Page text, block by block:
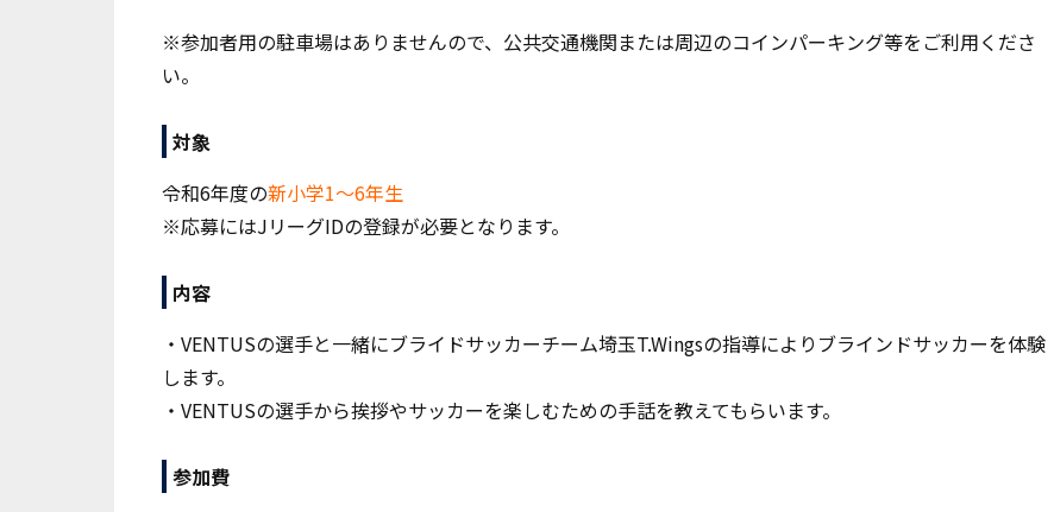
※参加者用の駐車場はありませんので、公共交通機関または周辺のコインパーキング等をご利用くださ
い。
対象
令和6年度の新小学1～6年生
※応募にはJリーグIDの登録が必要となります。
内容
・VENTUSの選手と一緒にブライドサッカーチーム埼玉T.Wingsの指導によりブラインドサッカーを体験
します。
・VENTUSの選手から挨拶やサッカーを楽しむための手話を教えてもらいます。
参加費